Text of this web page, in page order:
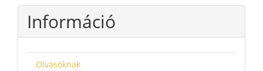
Információ
Olvasóknak